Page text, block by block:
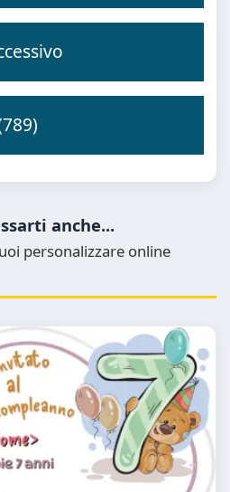
anche...
personalizzare online